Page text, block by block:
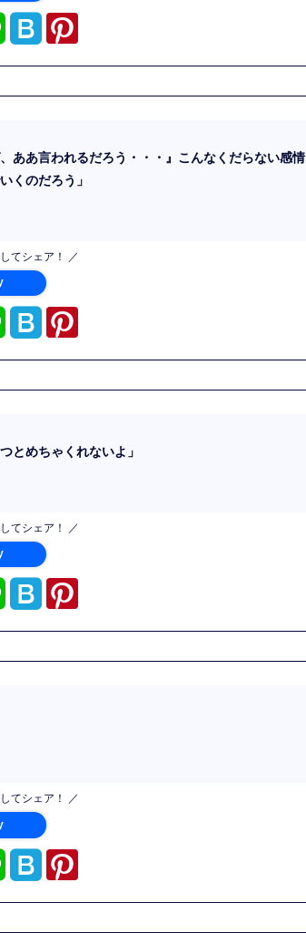
ああ言われるだろう・・・』こんなくだらない感情
くのだろう」
てシェア！ ／
とめちゃくれないよ」
てシェア！ ／
てシェア！ ／